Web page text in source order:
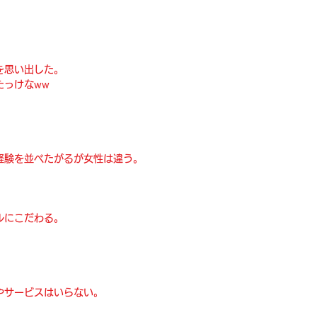
い出した。
っけなww
を並べたがるが女性は違う。
こだわる。
ービスはいらない。